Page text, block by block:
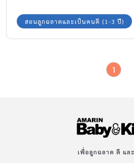
สอนลูกฉลาดและเป็นคนดี (1-3 ปี)
1
เพื่อลูกฉลาด ดี แล